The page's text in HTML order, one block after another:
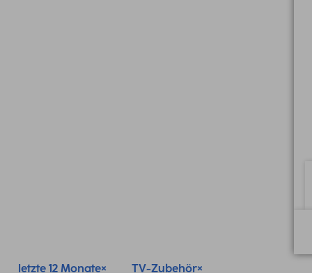
letzte 12 Monate TV-Zubehör